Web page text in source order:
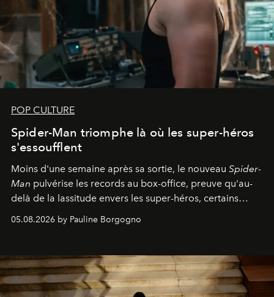
POP CULTURE
Spider-Man triomphe là où les super-héros
s'essoufflent
Moins d'une semaine après sa sortie, le nouveau Spider-
Man pulvérise les records au box-office, preuve qu'au-
delà de la lassitude envers les super-héros, certains
personnages continuent de susciter une ferveur intacte.
05.08.2026 by Pauline Borgogno